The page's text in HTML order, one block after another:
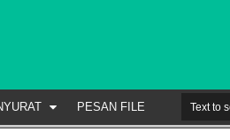
PESAN FILE